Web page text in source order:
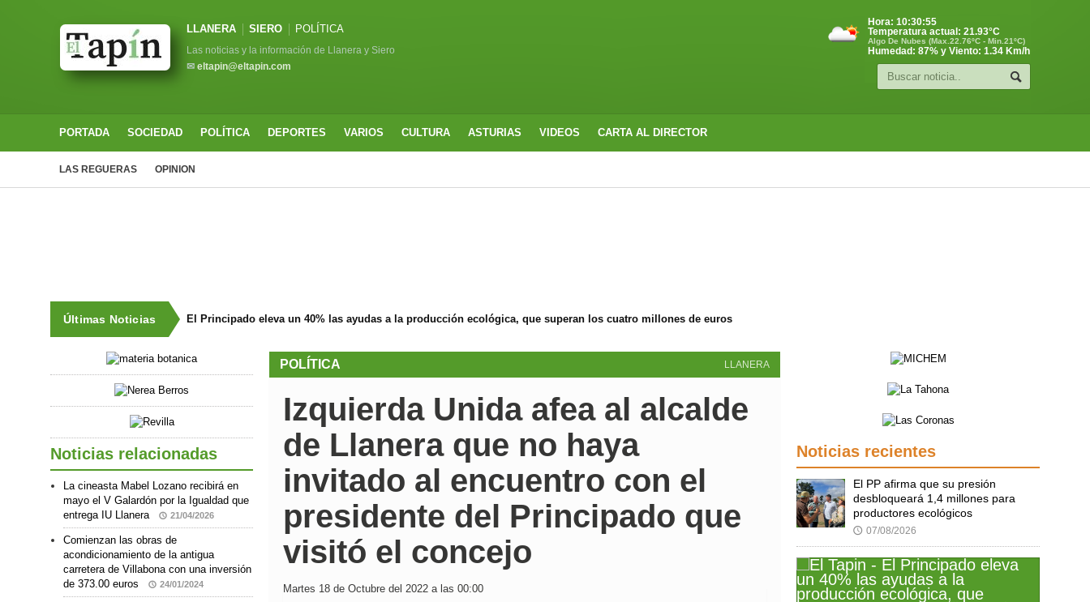
LLANERA SIERO POLÍTICA
Las noticias y la información de Llanera y Siero
✉ eltapin@eltapin.com
Hora: 10:30:55
Temperatura actual: 21.93°C
Algo De Nubes (Max.22.76ºC - Min.21ºC)
Humedad: 87% y Viento: 1.34 Km/h
PORTADA SOCIEDAD POLÍTICA DEPORTES VARIOS CULTURA ASTURIAS VIDEOS CARTA AL DIRECTOR
LAS REGUERAS OPINION
Últimas Noticias El Principado eleva un 40% las ayudas a la producción ecológica, que superan los cuatro millones de euros
LLANERA
POLÍTICA
Izquierda Unida afea al alcalde
de Llanera que no haya
invitado al encuentro con el
presidente del Principado que
visitó el concejo
Martes 18 de Octubre del 2022 a las 00:00
Noticias relacionadas
La cineasta Mabel Lozano recibirá en
mayo el V Galardón por la Igualdad que
entrega IU Llanera
21/04/2026
Comienzan las obras de
acondicionamiento de la antigua
carretera de Villabona con una inversión
de 373.00 euros
24/01/2024
Noticias recientes
El PP afirma que su presión
desbloqueará 1,4 millones para
productores ecológicos
🕔 07/08/2026